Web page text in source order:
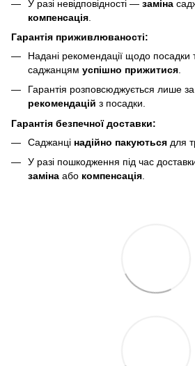
У разі невідповідності — заміна
компенсація
Гарантія приживлюваності:
Надані рекомендації щодо посадки
саджанцям успішно прижитися
Гарантія розповсюджується лише за
рекомендацій з посадки.
Гарантія безпечної доставки:
Саджанці надійно пакуються для
У разі пошкодження під час
заміна або компенсація